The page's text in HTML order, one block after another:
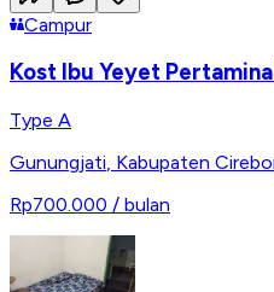
Campur
Kost Ibu Yeyet
Type A
Gunungjati, Kabupaten
Rp700.000 / bulan